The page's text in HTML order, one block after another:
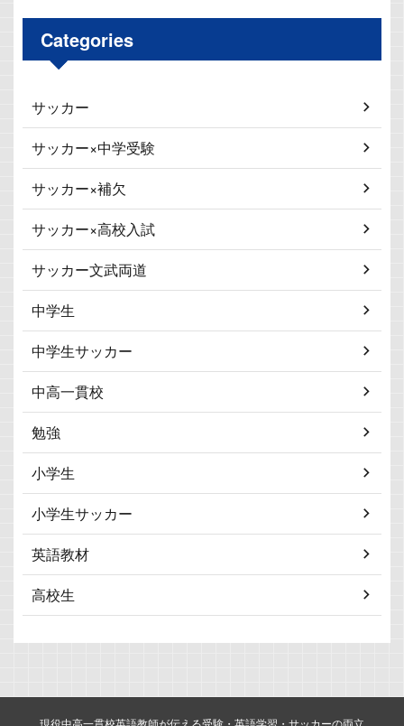
Categories
サッカー
サッカー×中学受験
サッカー×補欠
サッカー×高校入試
サッカー文武両道
中学生
中学生サッカー
中高一貫校
勉強
小学生
小学生サッカー
英語教材
高校生
現役中高一貫校英語教師が伝える受験・英語学習・サッカーの両立